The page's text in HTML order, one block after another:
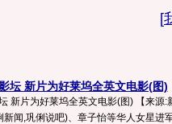
[
坛 新片为好莱坞全英文电影(图)
新片为好莱坞全英文电影(图) 【来源:
新闻,巩俐说吧)、章子怡等华人女星进